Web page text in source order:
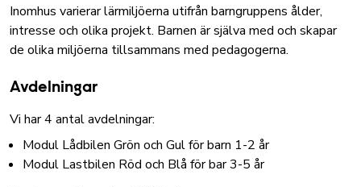
Inomhus varierar lärmiljöerna utifrån barngruppens ålder,
intresse och olika projekt. Barnen är själva med och skapar
de olika miljöerna tillsammans med pedagogerna.
Avdelningar
Vi har 4 antal avdelningar:
Modul Lådbilen Grön och Gul för barn 1-2 år
Modul Lastbilen Röd och Blå för bar 3-5 år